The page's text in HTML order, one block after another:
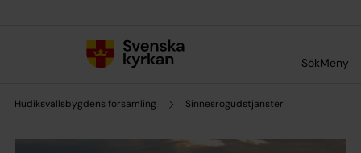
SökMeny
Hudiksvallsbygdens församling Sinnesrogudstjänster